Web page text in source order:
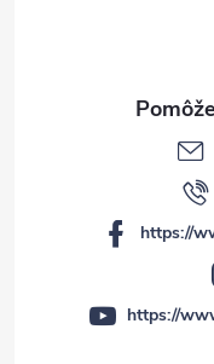
https://
https://